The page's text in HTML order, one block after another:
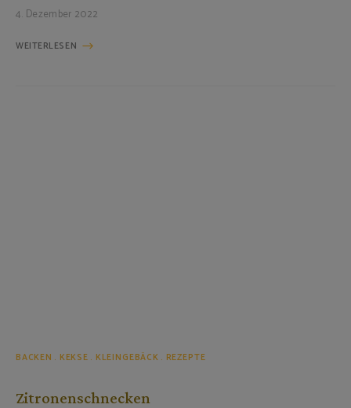
4. Dezember 2022
WEITERLESEN
BACKEN KEKSE KLEINGEBÄCK REZEPTE
Zitronenschnecken